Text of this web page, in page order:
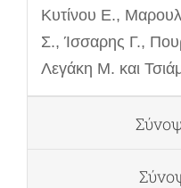
Κυτίνου E.,
Σ., Ίσσαρης Γ.,
Λεγάκη Μ. και